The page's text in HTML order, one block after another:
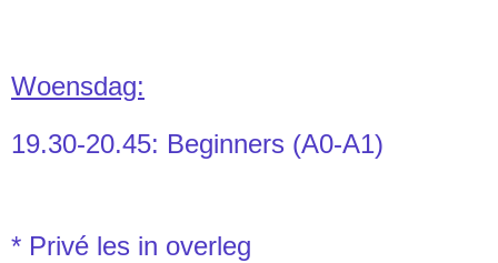
Woensdag:
19.30-20.45: Beginners (A0-A1)
* Privé les in overleg